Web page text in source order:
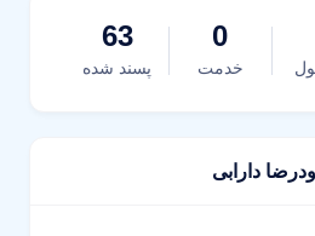
0
خدمت
63
پسند شده
دارابی